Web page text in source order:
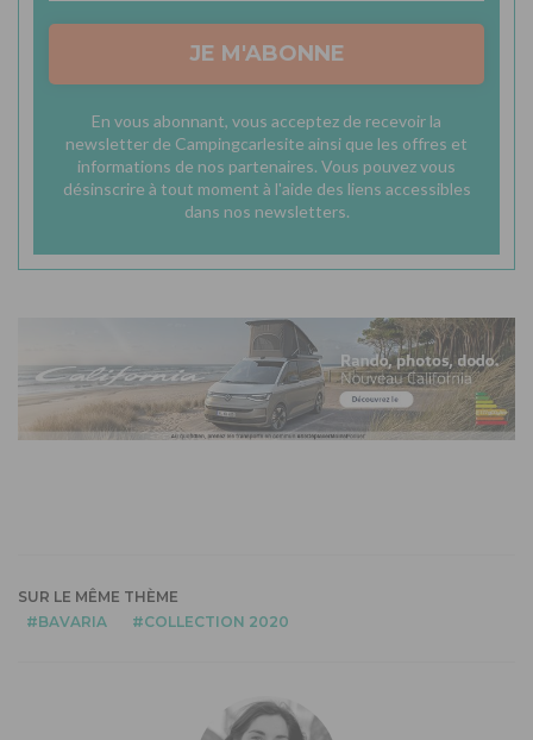
JE M'ABONNE
En vous abonnant, vous acceptez de recevoir la
newsletter de Campingcarlesite ainsi que les offres et
informations de nos partenaires. Vous pouvez vous
désinscrire à tout moment à l'aide des liens accessibles
dans nos newsletters.
SUR LE MÊME THÈME
BAVARIA
COLLECTION 2020